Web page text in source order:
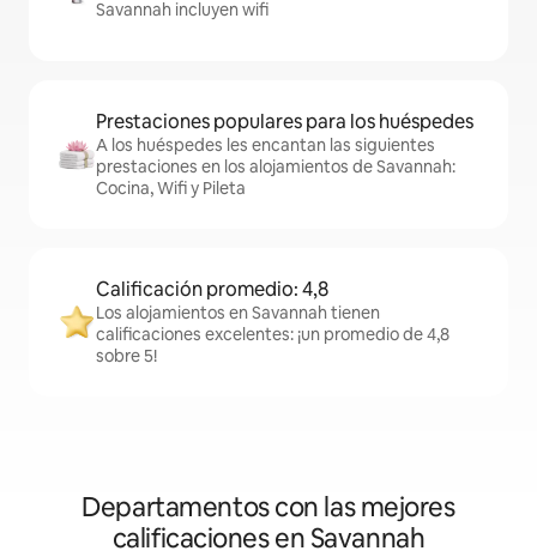
Savannah incluyen wifi
Prestaciones populares para los huéspedes
A los huéspedes les encantan las siguientes
prestaciones en los alojamientos de Savannah:
Cocina, Wifi y Pileta
Calificación promedio: 4,8
Los alojamientos en Savannah tienen
calificaciones excelentes: ¡un promedio de 4,8
sobre 5!
Departamentos con las mejores
calificaciones en Savannah